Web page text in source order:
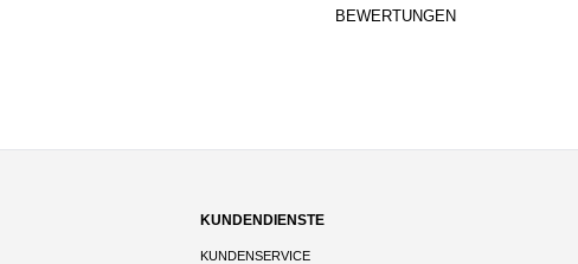
BEWERTUNGEN
KUNDENDIENSTE
KUNDENSERVICE